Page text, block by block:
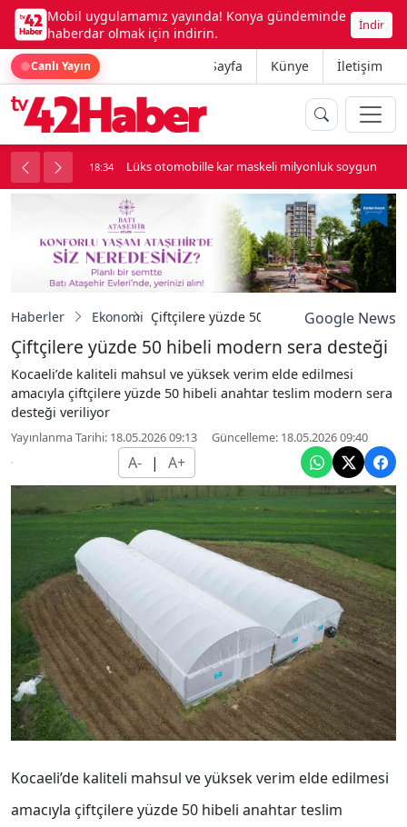
Mobil uygulamamız yayında! Konya gündeminde
haberdar olmak için indirin.
İndir
Canlı Yayın Ana Sayfa Künye İletişim
kavga çıktı 18:34 Lüks otomobille kar maskeli milyonluk soygun
Haberler Ekonomi Çiftçilere yüzde 50 hibeli modern sera
Google News
Çiftçilere yüzde 50 hibeli modern sera desteği
Kocaeli’de kaliteli mahsul ve yüksek verim elde edilmesi
amacıyla çiftçilere yüzde 50 hibeli anahtar teslim modern sera
desteği veriliyor
Yayınlanma Tarihi: 18.05.2026 09:13 Güncelleme: 18.05.2026 09:40
A- | A+
Kocaeli’de kaliteli mahsul ve yüksek verim elde edilmesi
amacıyla çiftçilere yüzde 50 hibeli anahtar teslim